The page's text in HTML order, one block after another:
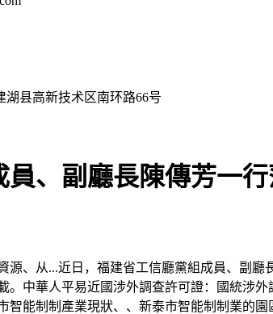
县高新技术区南环路66号
員、副廳長陳傳芳一
从...近日，福建省工信廳黨組成員、副廳
。中華人平易近國涉外調查許可證：國統涉
智能制制產業現狀、、新泰市智能制制業的